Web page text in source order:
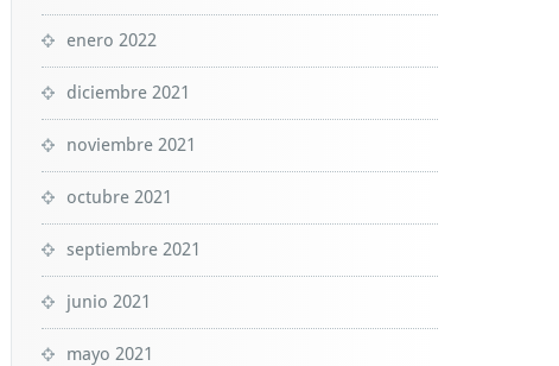
enero 2022
diciembre 2021
noviembre 2021
octubre 2021
septiembre 2021
junio 2021
mayo 2021